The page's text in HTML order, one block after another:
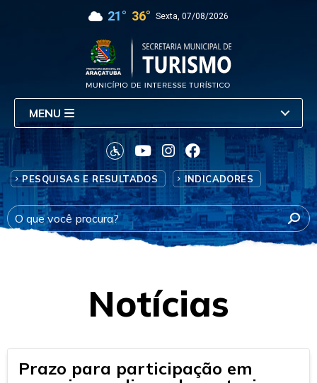
21° 36° Sexta, 07/08/2026
MENU
PESQUISAS E RESULTADOS INDICADORES
Notícias
Prazo para participação em